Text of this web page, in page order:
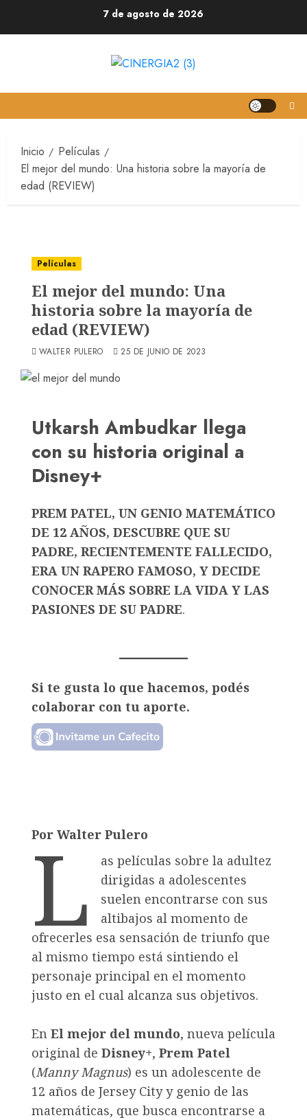
7 de agosto de 2026
Inicio
Películas
El mejor del mundo: Una historia sobre la mayoría de
edad (REVIEW)
Películas
El mejor del mundo: Una
historia sobre la mayoría de
edad (REVIEW)
WALTER PULERO 25 DE JUNIO DE 2023
Utkarsh Ambudkar llega
con su historia original a
Disney+
PREM PATEL, UN GENIO MATEMÁTICO
DE 12 AÑOS, DESCUBRE QUE SU
PADRE, RECIENTEMENTE FALLECIDO,
ERA UN RAPERO FAMOSO, Y DECIDE
CONOCER MÁS SOBRE LA VIDA Y LAS
PASIONES DE SU PADRE.
Si te gusta lo que hacemos, podés
colaborar con tu aporte.
Por Walter Pulero
L
as películas sobre la adultez
dirigidas a adolescentes
suelen encontrarse con sus
altibajos al momento de
ofrecerles esa sensación de triunfo que
al mismo tiempo está sintiendo el
personaje principal en el momento
justo en el cual alcanza sus objetivos.
En El mejor del mundo, nueva película
original de Disney+, Prem Patel
(Manny Magnus) es un adolescente de
12 años de Jersey City y genio de las
matemáticas, que busca encontrarse a